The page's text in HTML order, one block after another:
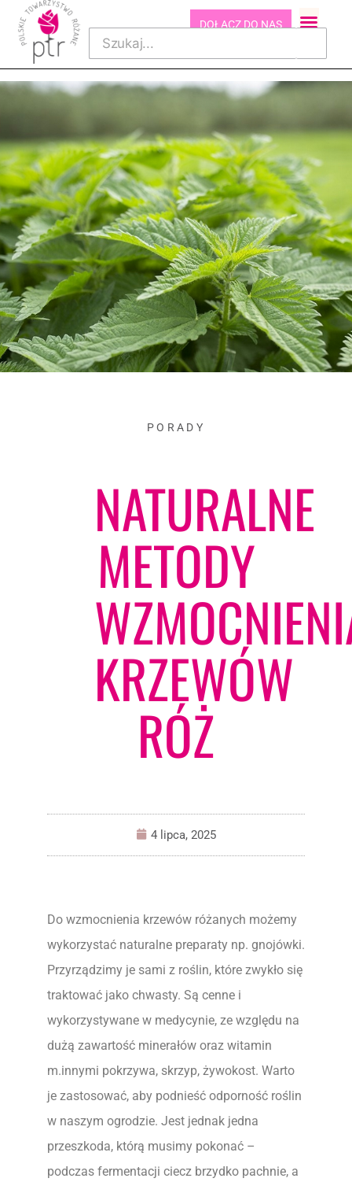
DOŁĄCZ DO NAS
PORADY
NATURALNE
METODY
KRZEWÓW
RÓŻ
4 lipca, 2025
Do wzmocnienia krzewów różanych możemy
wykorzystać naturalne preparaty np. gnojówki.
Przyrządzimy je sami z roślin, które zwykło się
traktować jako chwasty. Są cenne i
wykorzystywane w medycynie, ze względu na
dużą zawartość minerałów oraz witamin
m.innymi pokrzywa, skrzyp, żywokost. Warto
je zastosować, aby podnieść odporność roślin
w naszym ogrodzie. Jest jednak jedna
przeszkoda, którą musimy pokonać –
podczas fermentacji ciecz brzydko pachnie, a